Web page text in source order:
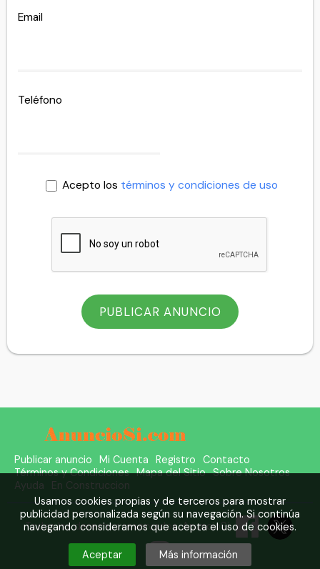
Email
Teléfono
Acepto los términos y condiciones de uso
Publicar anuncio Mi Cuenta Registro
Contacto
Términos y Condiciones Mapa del Sitio Sobre Nosotros
Ayuda
En Construccion
Todos los derechos reservados.AnuncioSi
Usamos cookies propias y de terceros para mostrar
publicidad personalizada según su navegación. Si continúa
navegando consideramos que acepta el uso de cookies.
Aceptar Más información